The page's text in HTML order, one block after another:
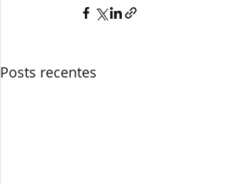
Posts recentes